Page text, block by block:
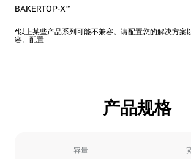
BAKERTOP-X™
*以上某些产品系列可能不兼容。请配置您的解决方案
容。 配置
产品规格
容量